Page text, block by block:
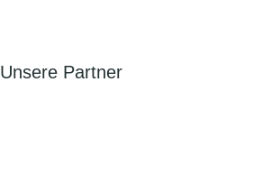
Unsere Partner